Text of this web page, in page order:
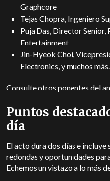
Graphcore
Tejas Chopra, Ingeniero
Puja Das, Director Senior,
Entertainment
Jin-Hyeok Choi,
Electronics, y muchos más.
Consulte otros ponentes del
Puntos
día
El acto dura dos días e incluye
redondas y oportunidades
Echemos un vistazo a lo más